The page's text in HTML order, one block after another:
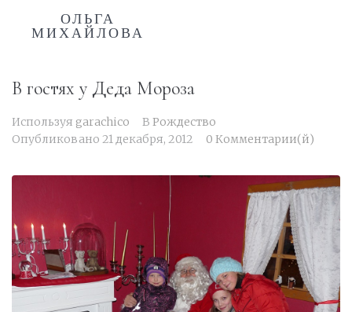
ОЛЬГА
МИХАЙЛОВА
В гостях у Деда Мороза
Используя garachico В Рождество
Опубликовано 21 декабря, 2012 0 Комментарии(й)